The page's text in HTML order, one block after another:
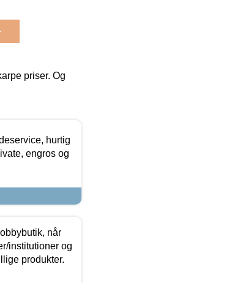
priser. Og
hurtig
engros og
når
institutioner og
produkter.